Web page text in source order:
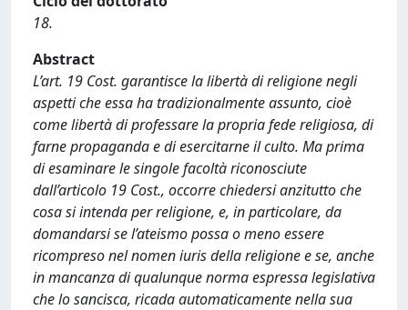
18.
Abstract
L’art. 19 Cost. garantisce la libertà di religione negli
aspetti che essa ha tradizionalmente assunto, cioè
come libertà di professare la propria fede religiosa, di
farne propaganda e di esercitarne il culto. Ma prima
di esaminare le singole facoltà riconosciute
dall’articolo 19 Cost., occorre chiedersi anzitutto che
cosa si intenda per religione, e, in particolare, da
domandarsi se l’ateismo possa o meno essere
ricompreso nel nomen iuris della religione e se, anche
in mancanza di qualunque norma espressa legislativa
che lo sancisca, ricada automaticamente nella sua